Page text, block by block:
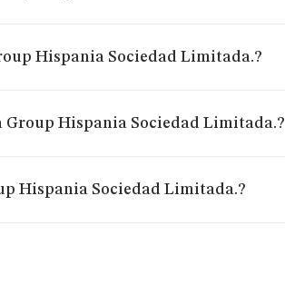
Hispania Sociedad Limitada.?
Group Hispania Sociedad Limitada.?
Hispania Sociedad Limitada.?